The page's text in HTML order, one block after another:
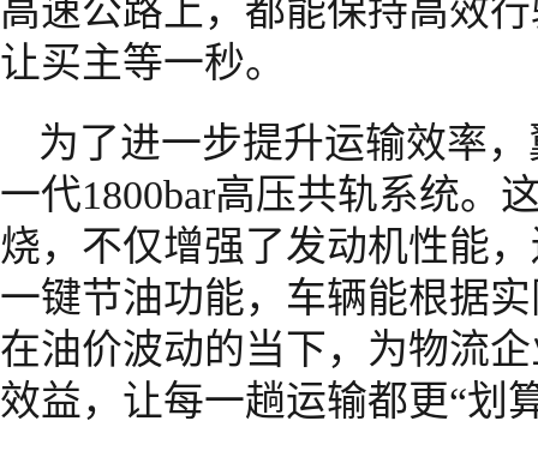
高速公路上，都能保持高效
让买主等一秒。
为了进一步提升运输效率
一代1800bar高压共轨系统。
烧，不仅增强了发动机性能
一键节油功能，车辆能根据
在油价波动的当下，为物流
效益，让每一趟运输都更“划